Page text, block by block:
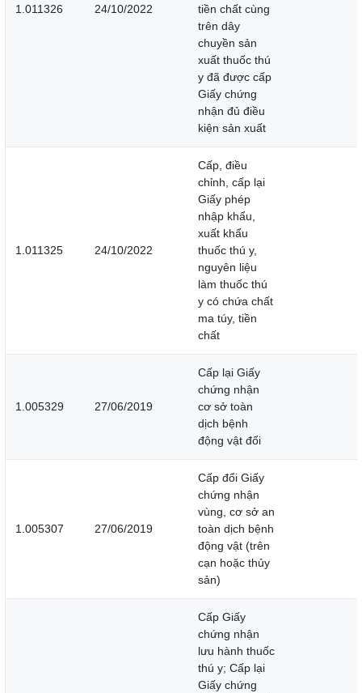
1.011326 24/10/2022
tiền chất cùng
trên dây
chuyền sản
xuất thuốc thú
y đã được cấp
Giấy chứng
nhận đủ điều
kiện sản xuất
1.011325 24/10/2022
Cấp, điều
chỉnh, cấp lại
Giấy phép
nhập khẩu,
xuất khẩu
thuốc thú y,
nguyên liệu
làm thuốc thú
y có chứa chất
ma túy, tiền
chất
1.005329 27/06/2019
Cấp lại Giấy
chứng nhận
cơ sở toàn
dịch bệnh
động vật đối
1.005307 27/06/2019
Cấp đổi Giấy
chứng nhận
vùng, cơ sở an
toàn dịch bệnh
động vật (trên
cạn hoặc thủy
sản)
Cấp Giấy
chứng nhận
lưu hành thuốc
thú y; Cấp lại
Giấy chứng